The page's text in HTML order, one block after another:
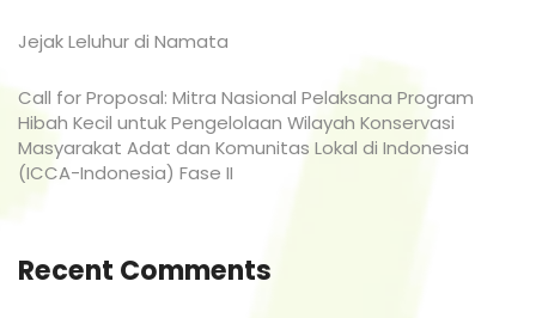
Jejak Leluhur di Namata
Call for Proposal: Mitra Nasional Pelaksana Program
Hibah Kecil untuk Pengelolaan Wilayah Konservasi
Masyarakat Adat dan Komunitas Lokal di Indonesia
(ICCA-Indonesia) Fase II
Recent Comments